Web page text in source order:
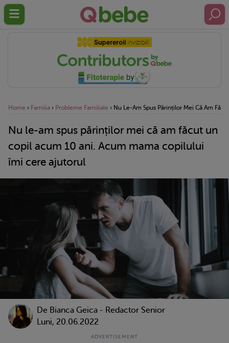
Home › Familia › Probleme Familiale › Nu Le-Am Spus Părinților Mei Că Am
Nu le-am spus părinților mei că am făcut un
copil acum 10 ani. Acum mama copilului
îmi cere ajutorul
De Bianca Geica - Redactor Senior
Luni, 20.06.2022